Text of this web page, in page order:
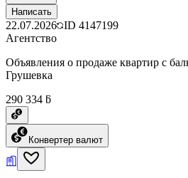
Написать
22.07.2026 ID 4147199
Агентство
Объявления о продаже квартир с
Грушевка
290 334 ƃ
Конвертер валют